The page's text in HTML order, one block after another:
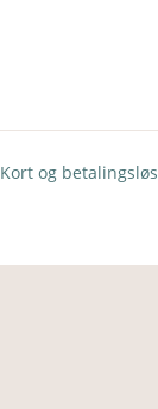
Kort og